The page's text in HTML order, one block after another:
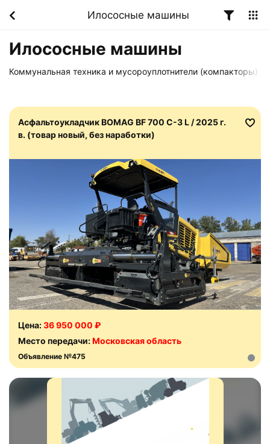
Илососные машины
Илососные машины
Коммунальная техника и мусороуплотнители (компакторы)
Асфальтоукладчик BOMAG BF 700 C-3 L / 2025 г.
в. (товар новый, без наработки)
Цена:36 950 000 ₽
Место передачи:Московская область
Объявление №475